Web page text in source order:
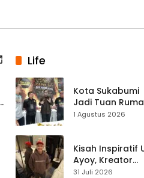
Life
Kota Sukabumi
Jadi Tuan
Kontes Batu Akik
1 Agustus 2026
Kisah Inspiratif
Ayoy, Kreator
TikTok Asal
31 Juli 2026